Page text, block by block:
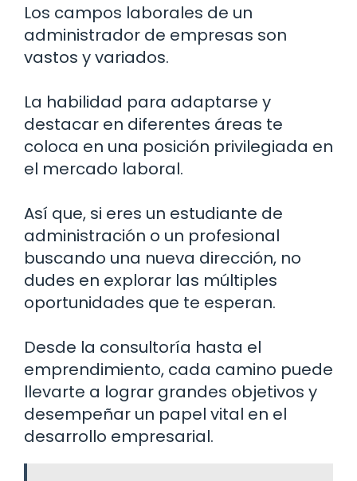
Los campos laborales de un
administrador de empresas son
vastos y variados.
La habilidad para adaptarse y
destacar en diferentes áreas te
coloca en una posición privilegiada en
el mercado laboral.
Así que, si eres un estudiante de
administración o un profesional
buscando una nueva dirección, no
dudes en explorar las múltiples
oportunidades que te esperan.
Desde la consultoría hasta el
emprendimiento, cada camino puede
llevarte a lograr grandes objetivos y
desempeñar un papel vital en el
desarrollo empresarial.